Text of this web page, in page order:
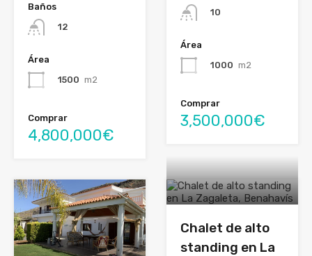
Baños
12
Área
1500 m2
Comprar
4,800,000€
10
Área
1000 m2
Comprar
3,500,000€
Chalet de alto
standing en La